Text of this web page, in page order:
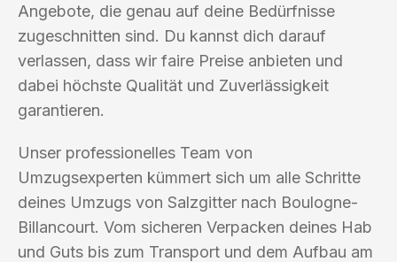
Angebote, die genau auf deine Bedürfnisse
zugeschnitten sind. Du kannst dich darauf
verlassen, dass wir faire Preise anbieten und
dabei höchste Qualität und Zuverlässigkeit
garantieren.
Unser professionelles Team von
Umzugsexperten kümmert sich um alle Schritte
deines Umzugs von Salzgitter nach Boulogne-
Billancourt. Vom sicheren Verpacken deines Hab
und Guts bis zum Transport und dem Aufbau am